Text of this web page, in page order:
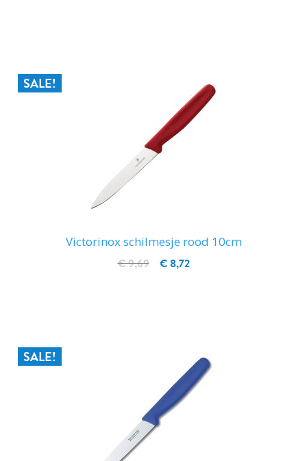
SALE!
Victorinox schilmesje rood 10cm
€ 8,72
€ 9,69
SALE!